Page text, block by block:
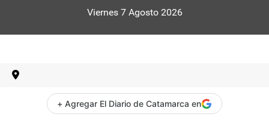
Viernes 7 Agosto 2026
+ Agregar El Diario de Catamarca en